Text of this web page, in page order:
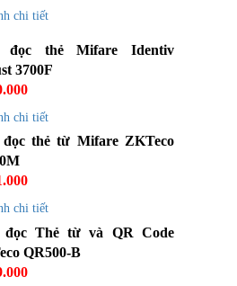
chi tiết
đọc thẻ Mifare Identiv
3700F
chi tiết
thẻ từ Mifare ZKTeco
chi tiết
Thẻ từ và QR Code
QR500-B